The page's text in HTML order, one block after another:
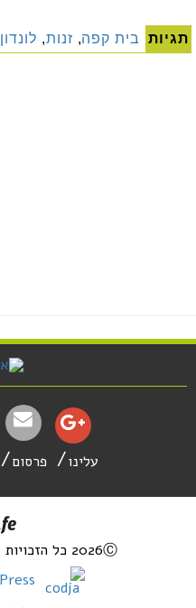
תגיות בית קפה, זנות, לונדון
עלינו פרסום
2026Ⓒ כל הזכויות שמורות לוומן נט בע"מ